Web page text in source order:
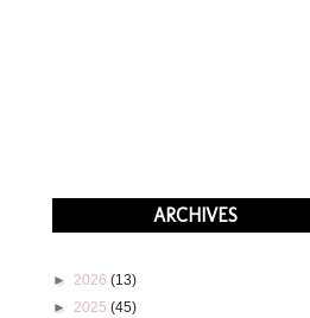
ARCHIVES
►2026(13)
►2025(45)